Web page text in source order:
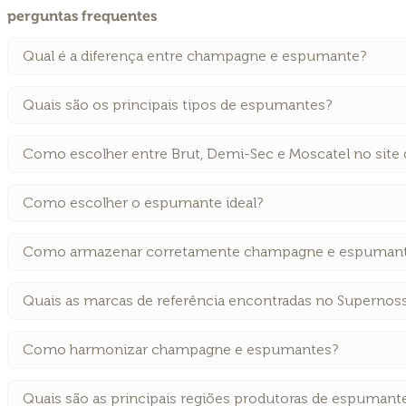
perguntas frequentes
Qual é a diferença entre champagne e espumante?
Quais são os principais tipos de espumantes?
Como escolher entre Brut, Demi-Sec e Moscatel no site
Como escolher o espumante ideal?
Como armazenar corretamente champagne e
Quais as marcas de referência encontradas no
Como harmonizar champagne e espumantes?
Quais são as principais regiões produtoras de